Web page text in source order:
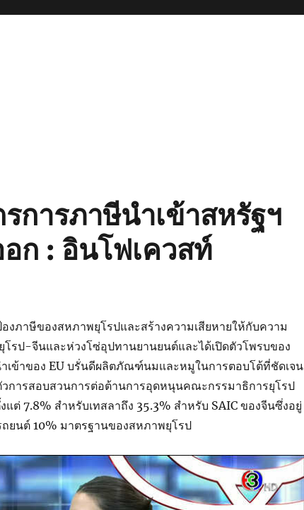
การภาษีนำเข้าสหรัฐฯ
ก : อินโฟเควสท์
องภาษีของสหภาพยุโรปและสร้างความเสียหายให้กับความ
รป-จีนและห่วงโซ่อุปทานยานยนต์และได้เปิดตัวโพรบของ
ำเข้าของ EU บรั่นดีผลิตภัณฑ์นมและหมูในการตอบโต้ที่ชัดเจน
วการสอบสวนการต่อต้านการอุดหนุนคณะกรรมาธิการยุโรป
แต่ 7.8% สำหรับเทสลาถึง 35.3% สำหรับ SAIC ของจีนซึ่งอยู่
ยนต์ 10% มาตรฐานของสหภาพยุโรป